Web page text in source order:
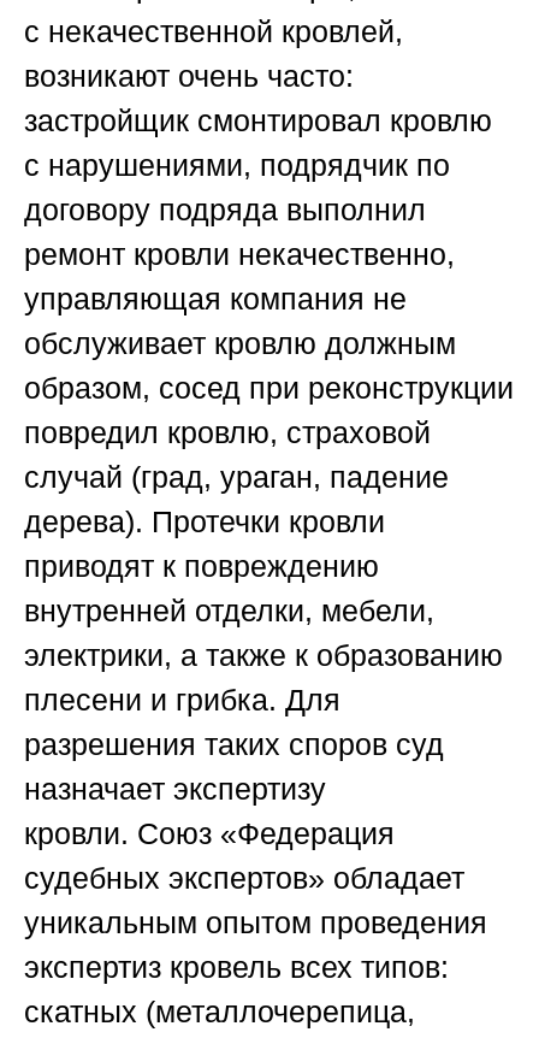
с некачественной кровлей,
возникают очень часто:
застройщик смонтировал кровлю
с нарушениями, подрядчик по
договору подряда выполнил
ремонт кровли некачественно,
управляющая компания не
обслуживает кровлю должным
образом, сосед при реконструкции
повредил кровлю, страховой
случай (град, ураган, падение
дерева). Протечки кровли
приводят к повреждению
внутренней отделки, мебели,
электрики, а также к образованию
плесени и грибка. Для
разрешения таких споров суд
назначает экспертизу
кровли. Союз «Федерация
судебных экспертов» обладает
уникальным опытом проведения
экспертиз кровель всех типов:
скатных (металлочерепица,